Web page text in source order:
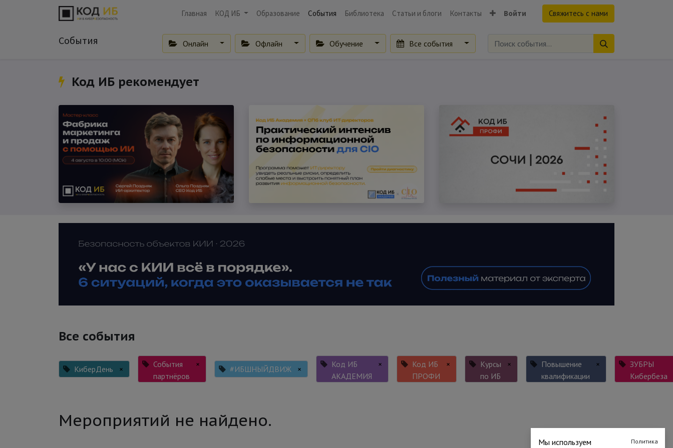
Главная КОД ИБ Образование События Библиотека Статьи и блоги Контакты Войти Свяжитесь с нами
События Онлайн Офлайн Обучение Все события
Код ИБ рекомендует
Все события
КиберДень ×
События
партнёров
× #ИБШНЫЙДВИЖ ×
Код ИБ
АКАДЕМИЯ
×
Код ИБ
ПРОФИ
×
Курсы
по ИБ
×
Повышение
квалификации
×
ЗУБРЫ
Кибербеза
Мероприятий не найдено.
Мы используем
Политика